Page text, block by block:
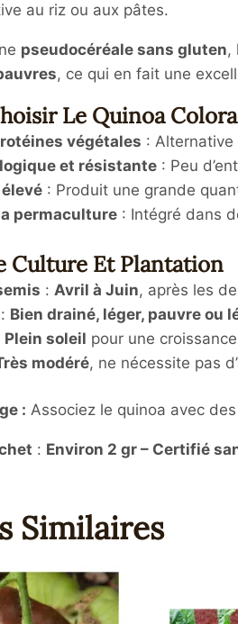
au riz ou aux pâtes.
pseudocéréale sans gluten,
, ce qui en fait une
Le Quinoa
végétales : Alternative
et résistante: Peu
: Produit une grande
permaculture: Intégré dans
Culture Et Plantation
: Avril à Juin, après les
: Bien drainé, léger, pauvre ou
Plein soleil pour une
modéré, ne nécessite pas
: Associez le quinoa avec des
: Environ 2 gr – Certifié
Similaires